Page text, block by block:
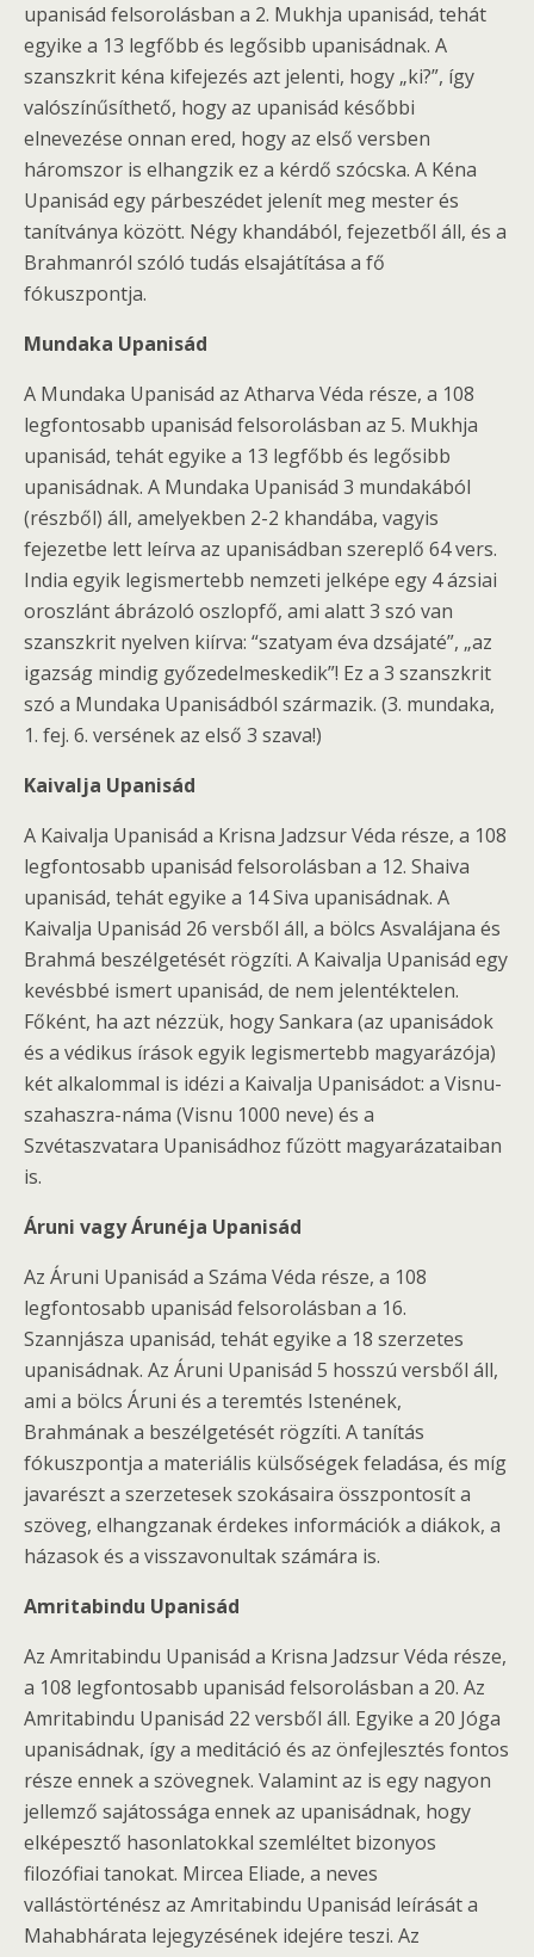
upanisád felsorolásban a 2. Mukhja upanisád, tehát
egyike a 13 legfőbb és legősibb upanisádnak. A
szanszkrit kéna kifejezés azt jelenti, hogy „ki?”, így
valószínűsíthető, hogy az upanisád későbbi
elnevezése onnan ered, hogy az első versben
háromszor is elhangzik ez a kérdő szócska. A Kéna
Upanisád egy párbeszédet jelenít meg mester és
tanítványa között. Négy khandából, fejezetből áll, és a
Brahmanról szóló tudás elsajátítása a fő
fókuszpontja.
Mundaka Upanisád
A Mundaka Upanisád az Atharva Véda része, a 108
legfontosabb upanisád felsorolásban az 5. Mukhja
upanisád, tehát egyike a 13 legfőbb és legősibb
upanisádnak. A Mundaka Upanisád 3 mundakából
(részből) áll, amelyekben 2-2 khandába, vagyis
fejezetbe lett leírva az upanisádban szereplő 64 vers.
India egyik legismertebb nemzeti jelképe egy 4 ázsiai
oroszlánt ábrázoló oszlopfő, ami alatt 3 szó van
szanszkrit nyelven kiírva: “szatyam éva dzsájaté”, „az
igazság mindig győzedelmeskedik”! Ez a 3 szanszkrit
szó a Mundaka Upanisádból származik. (3. mundaka,
1. fej. 6. versének az első 3 szava!)
Kaivalja Upanisád
A Kaivalja Upanisád a Krisna Jadzsur Véda része, a 108
legfontosabb upanisád felsorolásban a 12. Shaiva
upanisád, tehát egyike a 14 Siva upanisádnak. A
Kaivalja Upanisád 26 versből áll, a bölcs Asvalájana és
Brahmá beszélgetését rögzíti. A Kaivalja Upanisád egy
kevésbbé ismert upanisád, de nem jelentéktelen.
Főként, ha azt nézzük, hogy Sankara (az upanisádok
és a védikus írások egyik legismertebb magyarázója)
két alkalommal is idézi a Kaivalja Upanisádot: a Visnu-
szahaszra-náma (Visnu 1000 neve) és a
Szvétaszvatara Upanisádhoz fűzött magyarázataiban
is.
Áruni vagy Árunéja Upanisád
Az Áruni Upanisád a Száma Véda része, a 108
legfontosabb upanisád felsorolásban a 16.
Szannjásza upanisád, tehát egyike a 18 szerzetes
upanisádnak. Az Áruni Upanisád 5 hosszú versből áll,
ami a bölcs Áruni és a teremtés Istenének,
Brahmának a beszélgetését rögzíti. A tanítás
fókuszpontja a materiális külsőségek feladása, és míg
javarészt a szerzetesek szokásaira összpontosít a
szöveg, elhangzanak érdekes információk a diákok, a
házasok és a visszavonultak számára is.
Amritabindu Upanisád
Az Amritabindu Upanisád a Krisna Jadzsur Véda része,
a 108 legfontosabb upanisád felsorolásban a 20. Az
Amritabindu Upanisád 22 versből áll. Egyike a 20 Jóga
upanisádnak, így a meditáció és az önfejlesztés fontos
része ennek a szövegnek. Valamint az is egy nagyon
jellemző sajátossága ennek az upanisádnak, hogy
elképesztő hasonlatokkal szemléltet bizonyos
filozófiai tanokat. Mircea Eliade, a neves
vallástörténész az Amritabindu Upanisád leírását a
Mahabhárata lejegyzésének idejére teszi. Az